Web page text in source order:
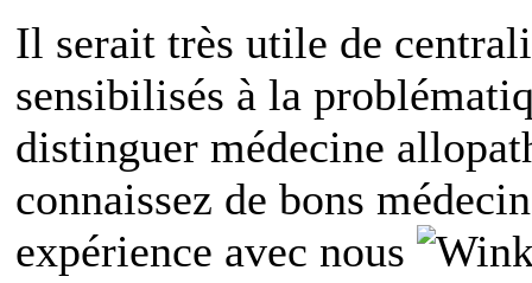
Il serait très utile de
sensibilisés à la
distinguer médecine
connaissez de bons
expérience avec nous